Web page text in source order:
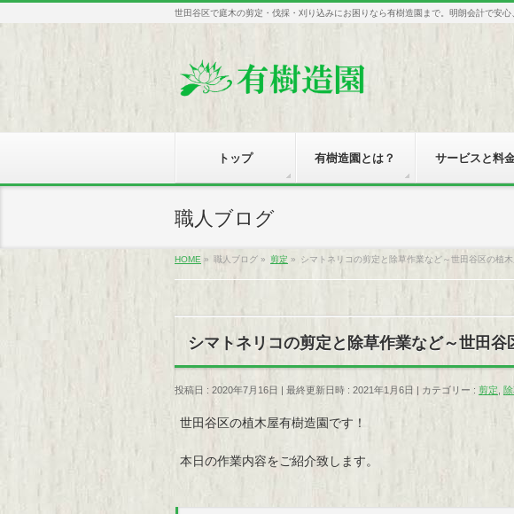
世田谷区で庭木の剪定・伐採・刈り込みにお困りなら有樹造園まで。明朗会計で安
トップ 有樹造園とは？ サービスと料
職人ブログ
HOME » 職人ブログ » 剪定 » シマトネリコの剪定と除草作業など～世田谷区の植
シマトネリコの剪定と除草作業など～世田谷
投稿日 : 2020年7月16日 最終更新日時 : 2021年1月6日 カテゴリー : 剪定
世田谷区の植木屋有樹造園です！
本日の作業内容をご紹介致します。